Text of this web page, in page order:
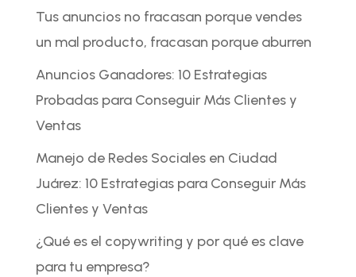
Tus anuncios no fracasan porque vendes
un mal producto, fracasan porque aburren
Anuncios Ganadores: 10 Estrategias
Probadas para Conseguir Más Clientes y
Ventas
Manejo de Redes Sociales en Ciudad
Juárez: 10 Estrategias para Conseguir Más
Clientes y Ventas
¿Qué es el copywriting y por qué es clave
para tu empresa?